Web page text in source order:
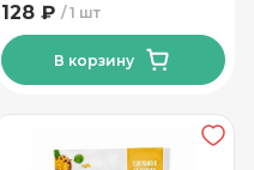
180 гр
1 шт
128 ₽
В корзину